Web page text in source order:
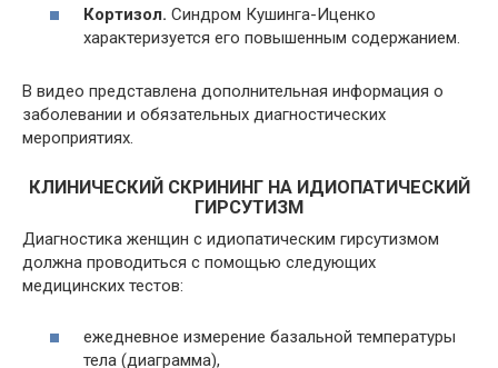
Кортизол. Синдром Кушинга-Иценко
характеризуется его повышенным содержанием.
В видео представлена дополнительная информация о
заболевании и обязательных диагностических
мероприятиях.
КЛИНИЧЕСКИЙ СКРИНИНГ НА ИДИОПАТИЧЕСКИЙ
ГИРСУТИЗМ
Диагностика женщин с идиопатическим гирсутизмом
должна проводиться с помощью следующих
медицинских тестов:
ежедневное измерение базальной температуры
тела (диаграмма),